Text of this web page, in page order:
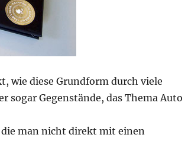
wie diese Grundform durch viele
sogar Gegenstände, das Thema Auto
man nicht direkt mit einen